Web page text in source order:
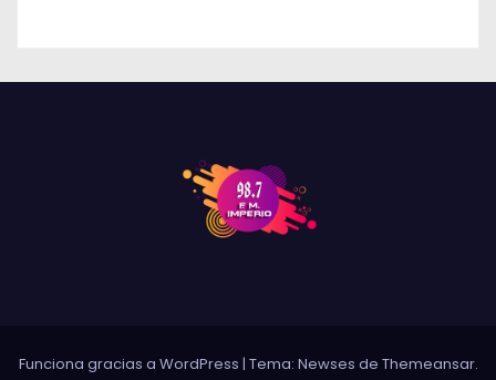
Funciona gracias a WordPress | Tema: Newses de Themeansar.